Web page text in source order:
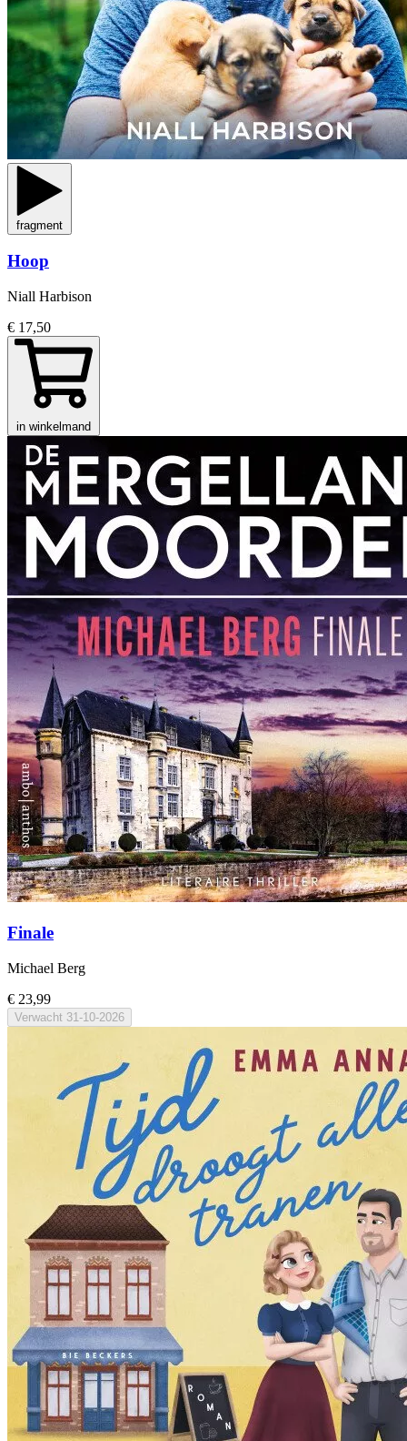
fragment
Hoop
Niall Harbison
€ 17,50
in winkelmand
Finale
Michael Berg
€ 23,99
Verwacht 31-10-2026